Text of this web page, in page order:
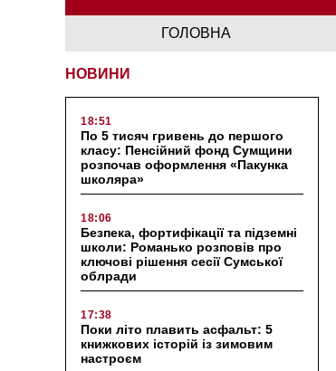
ГОЛОВНА
НОВИНИ
18:51
По 5 тисяч гривень до першого
класу: Пенсійний фонд Сумщини
розпочав оформлення «Пакунка
школяра»
18:06
Безпека, фортифікації та підземні
школи: Романько розповів про
ключові рішення сесії Сумської
облради
17:38
Поки літо плавить асфальт: 5
книжкових історій із зимовим
настроєм